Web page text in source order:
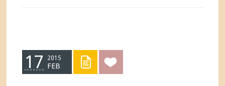
17 2015
FEB